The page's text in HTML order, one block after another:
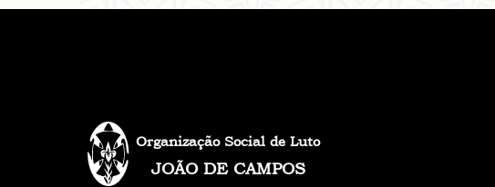
JOÃO DE CAMPOS
Organização Social de Luto